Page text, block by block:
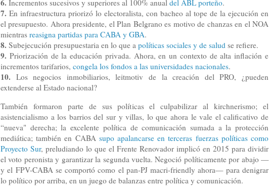
6. Incrementos sucesivos y superiores al 100% anual del ABL porteño.
7. En infraestructura priorizó lo electoralista, con bacheo al tope de la ejecución en
el presupuesto. Ahora presidente, el Plan Belgrano es motivo de chanzas en el NOA
mientras reasigna partidas para CABA y GBA.
8. Subejecución presupuestaria en lo que a políticas sociales y de salud se refiere.
9. Priorización de la educación privada. Ahora, en un contexto de alta inflación e
incrementos tarifarios, congela los fondos a las universidades nacionales.
10. Los negocios inmobiliarios, leitmotiv de la creación del PRO, ¿pueden
extenderse al Estado nacional?
También formaron parte de sus políticas el culpabilizar al kirchnerismo; el
asistencialismo a los barrios del sur y villas, lo que ahora le vale el calificativo de
“nueva" derecha; la excelente política de comunicación sumada a la protección
mediática; también en CABA supo apalancarse en terceras fuerzas políticas como
Proyecto Sur, preludiando lo que el Frente Renovador implicó en 2015 para dividir
el voto peronista y garantizar la segunda vuelta. Negoció políticamente por abajo —
y el FPV-CABA se comportó como el pan-PJ macri-friendly ahora— para denigrar
lo político por arriba, en un juego de balanzas entre política y comunicación.